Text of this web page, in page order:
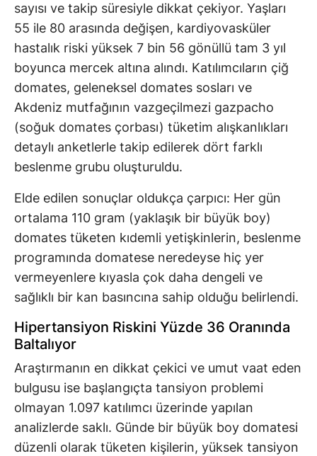
sayısı ve takip süresiyle dikkat çekiyor. Yaşları
55 ile 80 arasında değişen, kardiyovasküler
hastalık riski yüksek 7 bin 56 gönüllü tam 3 yıl
boyunca mercek altına alındı. Katılımcıların çiğ
domates, geleneksel domates sosları ve
Akdeniz mutfağının vazgeçilmezi gazpacho
(soğuk domates çorbası) tüketim alışkanlıkları
detaylı anketlerle takip edilerek dört farklı
beslenme grubu oluşturuldu.
Elde edilen sonuçlar oldukça çarpıcı: Her gün
ortalama 110 gram (yaklaşık bir büyük boy)
domates tüketen kıdemli yetişkinlerin, beslenme
programında domatese neredeyse hiç yer
vermeyenlere kıyasla çok daha dengeli ve
sağlıklı bir kan basıncına sahip olduğu belirlendi.
Hipertansiyon Riskini Yüzde 36 Oranında
Baltalıyor
Araştırmanın en dikkat çekici ve umut vaat eden
bulgusu ise başlangıçta tansiyon problemi
olmayan 1.097 katılımcı üzerinde yapılan
analizlerde saklı. Günde bir büyük boy domatesi
düzenli olarak tüketen kişilerin, yüksek tansiyon